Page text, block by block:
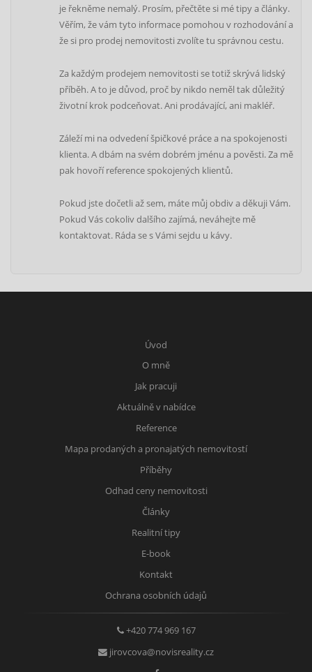
je řekněme nemalý. Prosím, přečtěte si mé tipy a články.
Věřím, že vám tyto informace pomohou v rozhodování a
že si pro prodej nemovitosti zvolíte tu správnou cestu.
Za každým prodejem nemovitosti se totiž skrývá lidský
příběh. A to je důvod, proč by nikdo neměl tak důležitý
životní krok podceňovat. Ani prodávající, ani makléř.
Záleží mi na odvedení špičkové práce a na spokojenosti
klienta. A dbám na svém dobrém jménu a pověsti. Za mě
pak hovoří reference spokojených klientů.
Pokud jste dočetli až sem, máte můj obdiv a děkuji Vám.
Pokud Vás cokoliv dalšího zajímá, neváhejte mě
kontaktovat. Ráda se s Vámi sejdu u kávy.
Úvod
O mně
Jak pracuji
Aktuálně v nabídce
Reference
Mapa prodaných a pronajatých nemovitostí
Příběhy
Odhad ceny nemovitosti
Články
Realitní tipy
E-book
Kontakt
Ochrana osobních údajů
+420 774 969 167
jirovcova@novisreality.cz